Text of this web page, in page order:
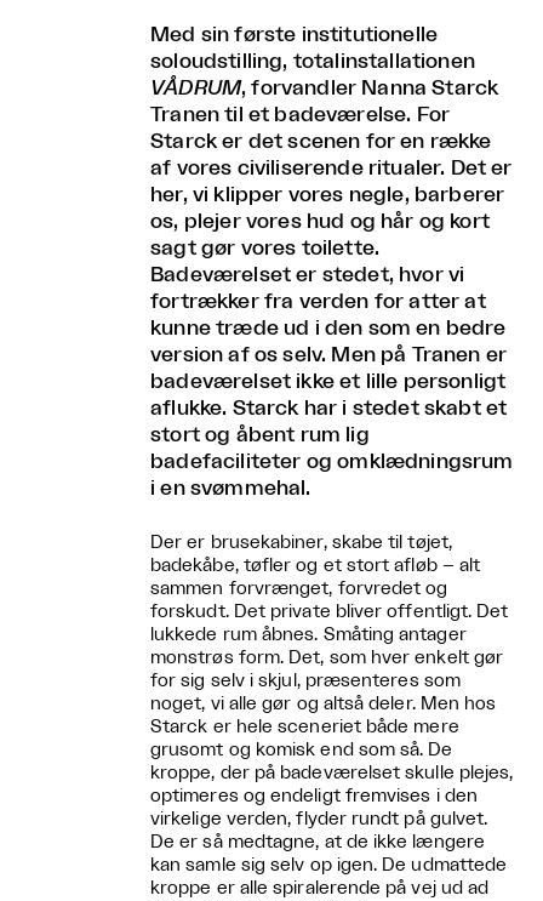
Med sin første institutionelle
soloudstilling, totalinstallationen
VÅDRUM, forvandler Nanna Starck
Tranen til et badeværelse. For
Starck er det scenen for en række
af vores civiliserende ritualer. Det er
her, vi klipper vores negle, barberer
os, plejer vores hud og hår og kort
sagt gør vores toilette.
Badeværelset er stedet, hvor vi
fortrækker fra verden for atter at
kunne træde ud i den som en bedre
version af os selv. Men på Tranen er
badeværelset ikke et lille personligt
aflukke. Starck har i stedet skabt et
stort og åbent rum lig
badefaciliteter og omklædningsrum
i en svømmehal.
Der er brusekabiner, skabe til tøjet,
badekåbe, tøfler og et stort afløb – alt
sammen forvrænget, forvredet og
forskudt. Det private bliver offentligt. Det
lukkede rum åbnes. Småting antager
monstrøs form. Det, som hver enkelt gør
for sig selv i skjul, præsenteres som
noget, vi alle gør og altså deler. Men hos
Starck er hele sceneriet både mere
grusomt og komisk end som så. De
kroppe, der på badeværelset skulle plejes,
optimeres og endeligt fremvises i den
virkelige verden, flyder rundt på gulvet.
De er så medtagne, at de ikke længere
kan samle sig selv op igen. De udmattede
kroppe er alle spiralerende på vej ud ad